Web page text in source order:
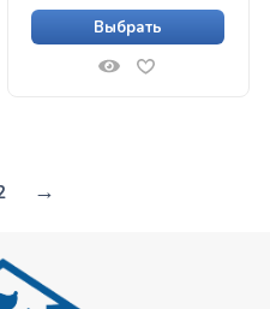
Выбрать
→